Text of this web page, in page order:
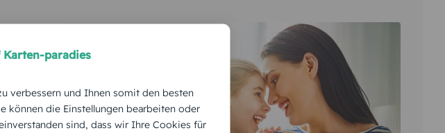
paradies
verbessern und Ihnen somit den besten
können die Einstellungen bearbeiten oder
sind, dass wir Ihre Cookies für